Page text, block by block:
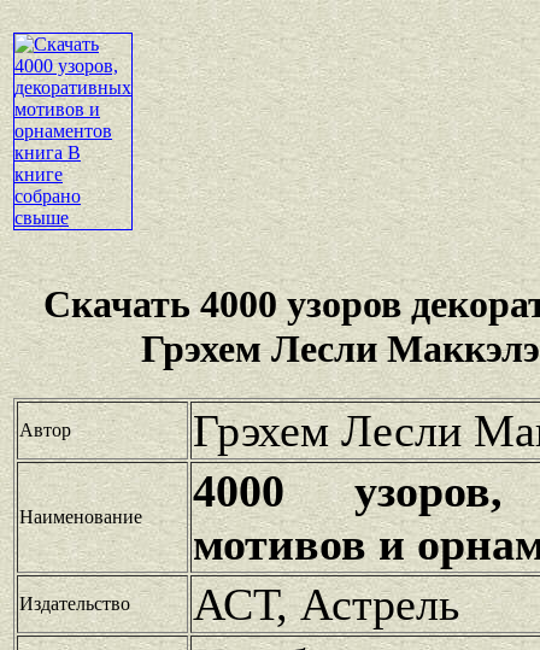
Скачать 4000 узоров
Грэхем Лесли
Автор Грэхем Лесли
Наименование
4000 узоров,
мотивов и
Издательство АСТ, Астрель